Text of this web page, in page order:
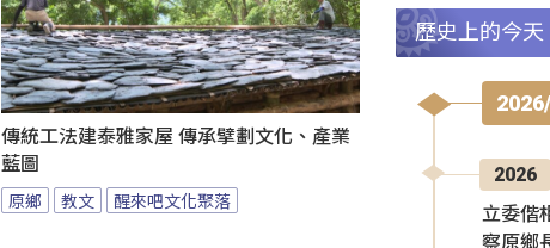
傳統工法建泰雅家屋 傳承擘劃文化、產業
藍圖
原鄉 教文 醒來吧文化聚落
歷史上的今天
2026
立委偕
察原鄉